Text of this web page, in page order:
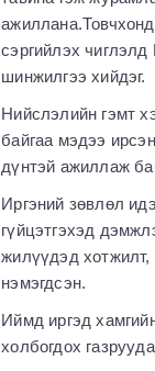
сэргийлэх
шинжилгээ хийдэг.
Нийслэлийн гэмт
байгаа мэдээ
дүнтэй ажиллаж
Иргэний зөвлөл
гүйцэтгэхэд
жилүүдэд хотжилт,
нэмэгдсэн.
Иймд иргэд
холбогдох